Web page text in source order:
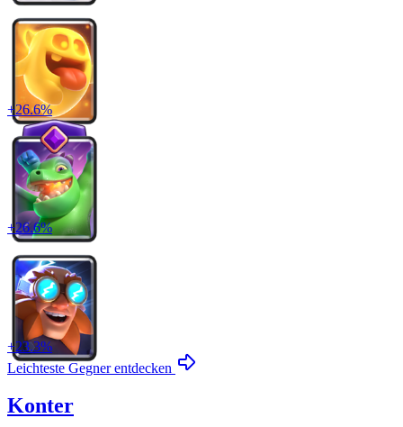
+26.6%
+26.6%
+23.3%
Leichteste Gegner entdecken
Konter